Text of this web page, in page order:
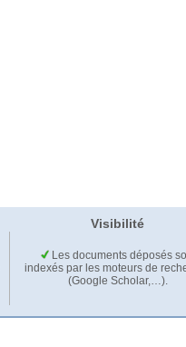
Visibilité
Les documents déposés
indexés par les moteurs de
(Google Scholar,…).